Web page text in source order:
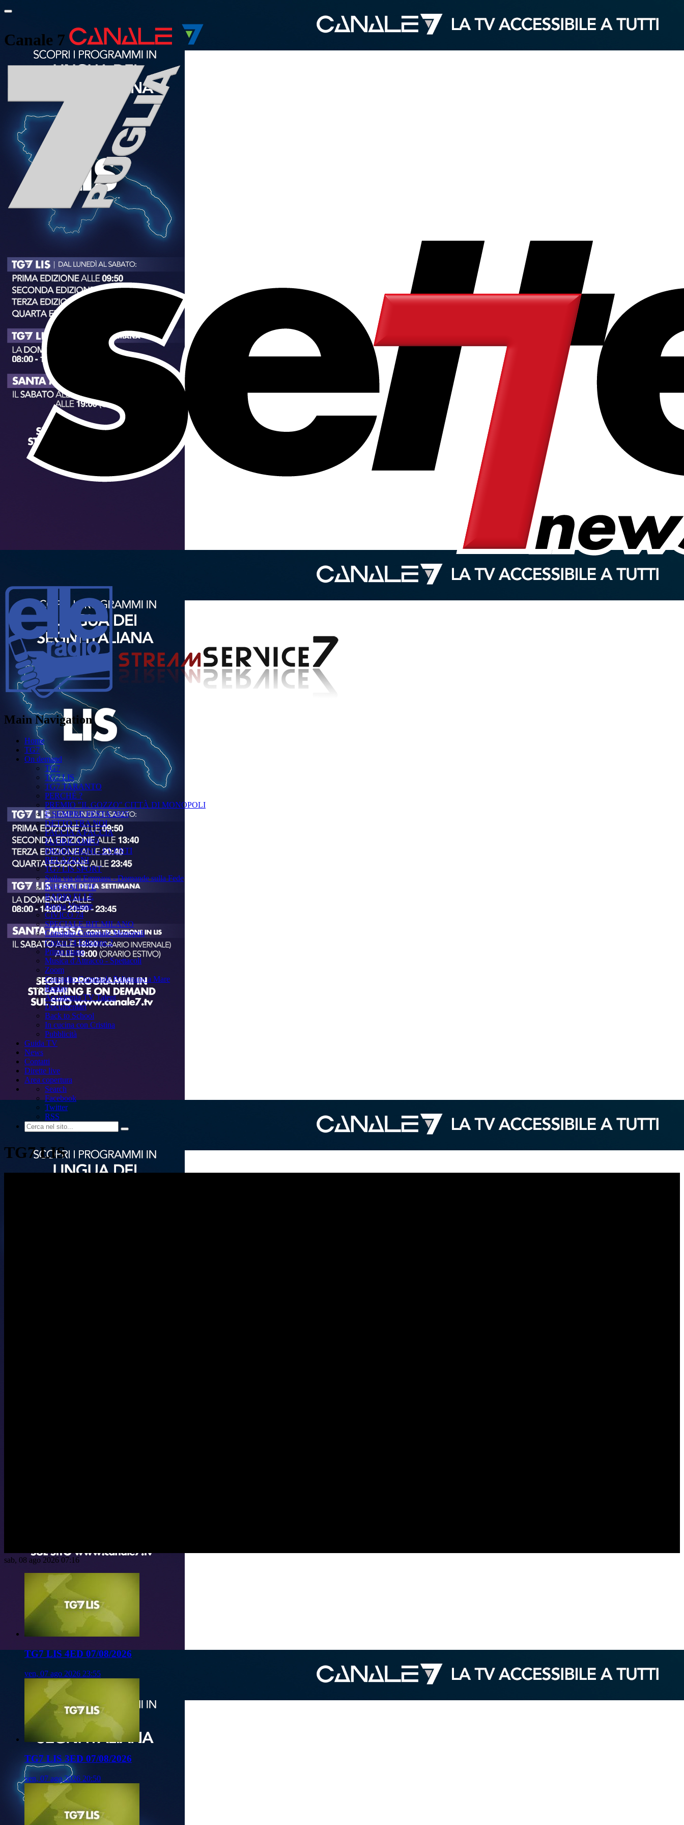
Canale 7
Main Navigation
Home
TG7
On demand
TG7
TG7 LIS
TG7 TARANTO
PERCHÉ ?
PREMIO "IL GOZZO" CITTÀ DI MONOPOLI
È SEMPRE FESTA 2025
DETTO TRA NOI
FACCIA A FACCIA
FUORICAMPO
PRODUZIONI - EVENTI
RELAZIONI
TG7 LIS SPORT
Sulla via di Emmaus - Domande sulla Fede
INFOSALUTE
RADIO ELLE
Buona Visione
CIVICO 74
SPECIALE BIT MILANO
Consiglio Comunale Monopoli
Civico 74 Edizione 2
Primo piano
Musica d'Attracco - Spettacoli
Zoom
Consiglio Comunale Polignano a Mare
Replay
Accademia TV Talent
Documentari
Back to School
In cucina con Cristina
Pubblicità
Guida TV
News
Contatti
Dirette live
Area copertura
Search
Facebook
Twitter
RSS
TG7 LIS
sab, 08 ago 2026 07:16
TG7 LIS 4ED 07/08/2026
ven, 07 ago 2026 23:55
TG7 LIS 3ED 07/08/2026
ven, 07 ago 2026 20:50